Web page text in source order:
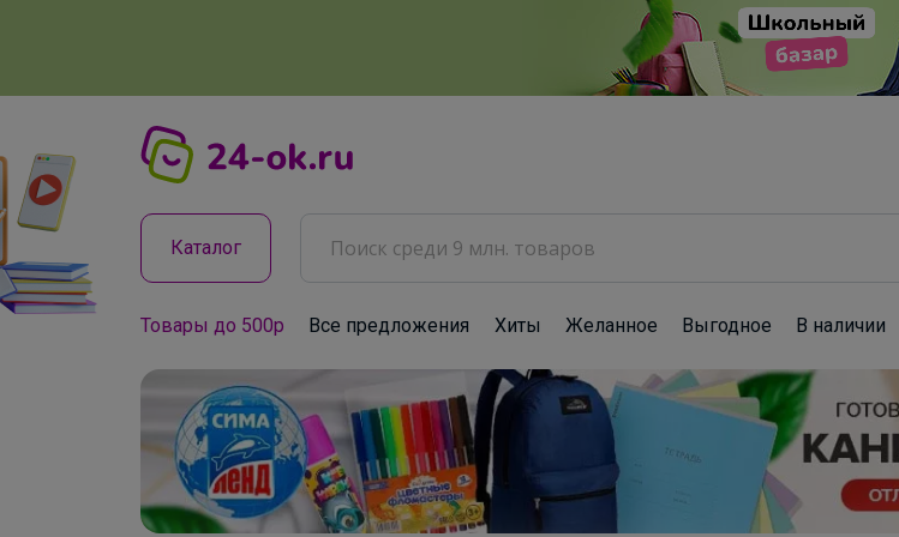
Каталог
Товары до 500р Все предложения Хиты Желанное Выгодное В наличии